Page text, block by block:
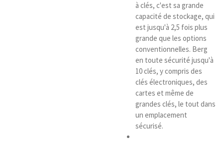
à clés, c'est sa grande
capacité de stockage, qui
est jusqu'à 2,5 fois plus
grande que les options
conventionnelles. Berg
en toute sécurité jusqu'à
10 clés, y compris des
clés électroniques, des
cartes et même de
grandes clés, le tout dans
un emplacement
sécurisé.